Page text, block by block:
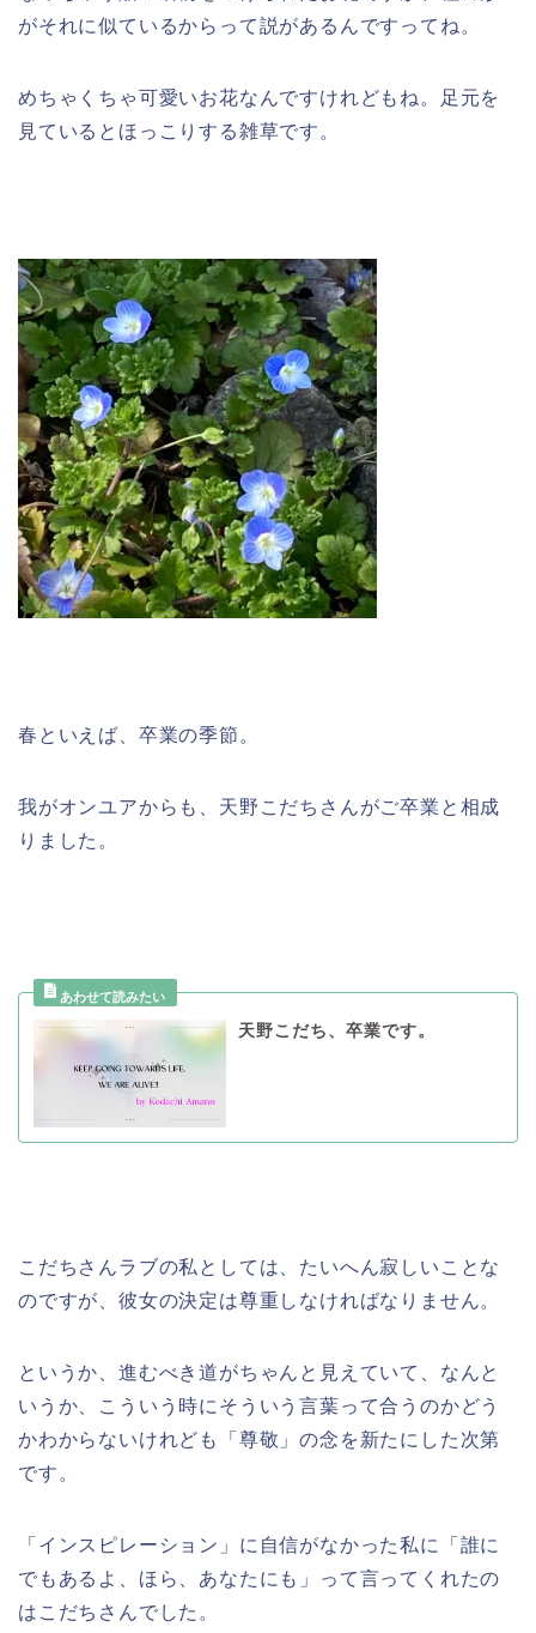
がそれに似ているからって説があるんですってね。
めちゃくちゃ可愛いお花なんですけれどもね。足元を
見ているとほっこりする雑草です。
春といえば、卒業の季節。
我がオンユアからも、天野こだちさんがご卒業と相成
りました。
天野こだち、卒業です。
こだちさんラブの私としては、たいへん寂しいことな
のですが、彼女の決定は尊重しなければなりません。
というか、進むべき道がちゃんと見えていて、なんと
いうか、こういう時にそういう言葉って合うのかどう
かわからないけれども「尊敬」の念を新たにした次第
です。
「インスピレーション」に自信がなかった私に「誰に
でもあるよ、ほら、あなたにも」って言ってくれたの
はこだちさんでした。